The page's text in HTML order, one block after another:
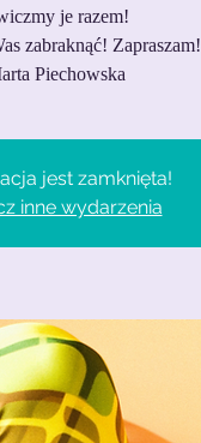
je razem!
zabraknąć! Zapraszam!
Piechowska
jest zamknięta!
inne wydarzenia